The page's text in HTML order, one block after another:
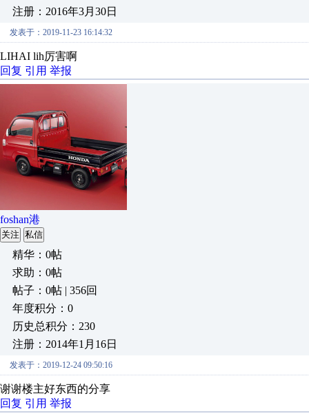
注册：2016年3月30日
发表于：2019-11-23 16:14:32
LIHAI lih厉害啊
回复 引用 举报
foshan港
关注 私信
精华：0帖
求助：0帖
帖子：0帖 | 356回
年度积分：0
历史总积分：230
注册：2014年1月16日
发表于：2019-12-24 09:50:16
谢谢楼主好东西的分享
回复 引用 举报